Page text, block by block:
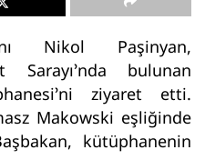
Nikol Paşinyan,
Sarayı’nda bulunan
ziyaret etti.
Makowski eşliğinde
kütüphanenin